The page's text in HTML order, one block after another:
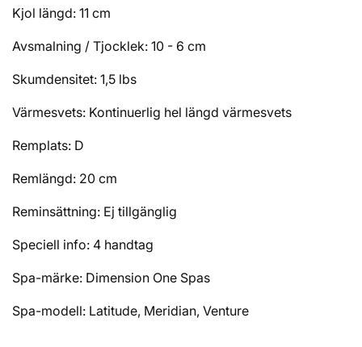
Kjol längd: 11 cm
Avsmalning / Tjocklek: 10 - 6 cm
Skumdensitet: 1,5 lbs
Värmesvets: Kontinuerlig hel längd värmesvets
Remplats: D
Remlängd: 20 cm
Reminsättning: Ej tillgänglig
Speciell info: 4 handtag
Spa-märke: Dimension One Spas
Spa-modell: Latitude, Meridian, Venture